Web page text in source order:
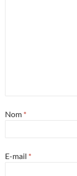
Nom *
E-mail *